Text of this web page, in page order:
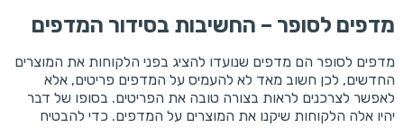
מדפים לסופר – החשיבות בסידור המדפים
מדפים לסופר הם מדפים שנועדו להציג בפני הלקוחות את המוצרים
החדשים, לכן חשוב מאד לא להעמיס על המדפים פריטים, אלא
לאפשר לצרכנים לראות בצורה טובה את הפריטים. בסופו של דבר
יהיו אלה הלקוחות שיקנו את המוצרים על המדפים. כדי להבטיח